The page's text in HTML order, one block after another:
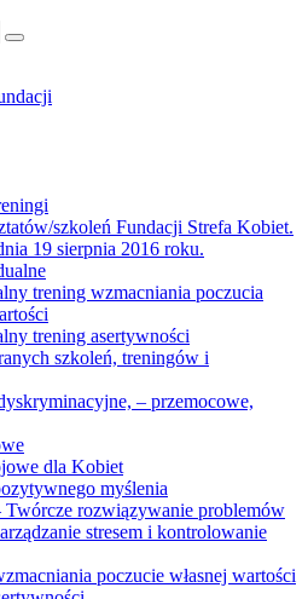
Szukaj
szkoleń Fundacji Strefa Kobiet.
19 sierpnia 2016 roku.
trening wzmacniania poczucia
trening asertywności
szkoleń, treningów i
– przemocowe,
dla Kobiet
myślenia
Twórcze rozwiązywanie problemów
stresem i kontrolowanie
poczucie własnej wartości